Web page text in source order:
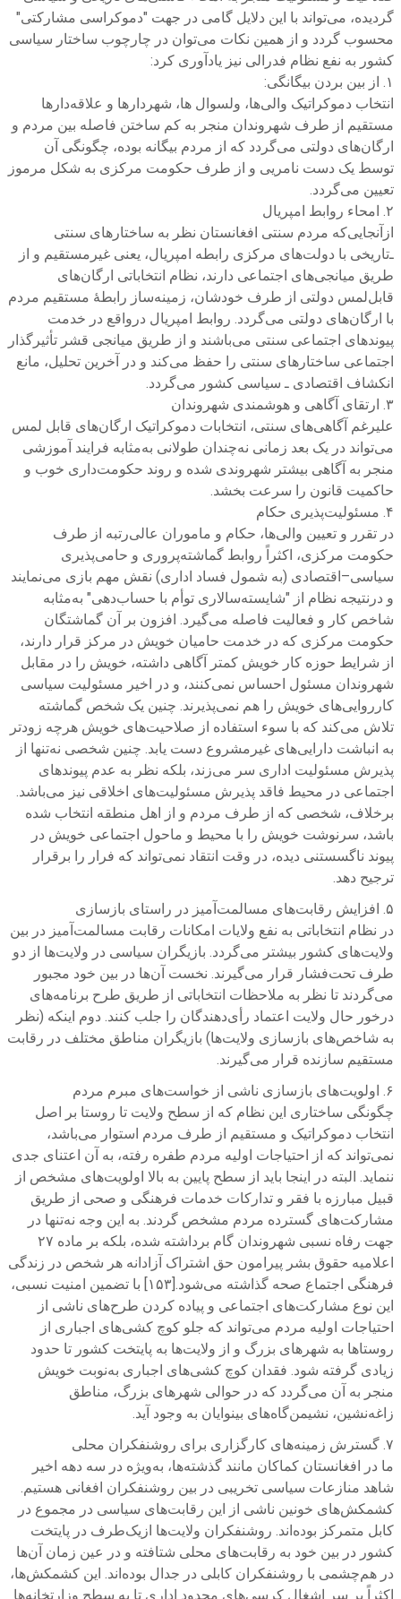
گردیده، می‌تواند با این دلایل گامی در جهت "دموکراسی مشارکتی"
محسوب گردد و از همین نکات می‌توان در چارچوب ساختار سیاسی
کشور به نفع نظام فدرالی نیز یادآوری کرد:
۱. از بین بردن بیگانگی:
انتخاب دموکراتیک والی‌ها، ولسوال ها، شهردارها و علاقه‌دارها
مستقیم از طرف شهروندان منجر به کم ساختن فاصله بین مردم و
ارگان‌های دولتی می‌گردد که از مردم بیگانه بوده، چگونگی آن
توسط یک دست نامریی و از طرف حکومت مرکزی به شکل مرموز
تعیین می‌گردد.
۲. امحاء روابط امپریال
ازآنجایی‌که مردم سنتی افغانستان نظر به ساختارهای سنتی
‌ـ‌تاریخی با دولت‌های مرکزی رابطه امپریال، یعنی غیرمستقیم و از
طریق میانجی‌های اجتماعی دارند، نظام انتخاباتی ارگان‌های
قابل‌لمس دولتی از طرف خودشان، زمینه‌ساز رابطۀ مستقیم مردم
با ارگان‌های دولتی می‌گردد. روابط امپریال درواقع در خدمت
پیوندهای اجتماعی سنتی می‌باشند و از طریق میانجی قشر تأثیرگذار
اجتماعی ساختارهای سنتی را حفظ می‌کند و در آخرین تحلیل، مانع
انکشاف اقتصادی‌ ـ‌ سیاسی کشور می‌گردد.
۳. ارتقای آگاهی و هوشمندی شهروندان
علیرغم آگاهی‌های سنتی، انتخابات دموکراتیک ارگان‌های قابل ‌لمس
می‌تواند در یک بعد زمانی نه‌چندان طولانی به‌مثابه فرایند آموزشی
منجر به آگاهی بیشتر شهروندی شده و روند حکومت‌داری خوب و
حاکمیت قانون را سرعت بخشد.
۴. مسئولیت‌پذیری حکام
در تقرر و تعیین والی‌ها، حکام و ماموران عالی‌رتبه از طرف
حکومت مرکزی، اکثراً روابط گماشته‌پروری و حامی‌پذیری
سیاسی–اقتصادی (به شمول فساد اداری) نقش مهم بازی می‌نمایند
و درنتیجه نظام از "شایسته‌سالاری توأم با حساب‌دهی" به‌مثابه
شاخص کار و فعالیت فاصله می‌گیرد. افزون بر آن گماشتگان
حکومت مرکزی که در خدمت حامیان خویش در مرکز قرار دارند،
از شرایط حوزه کار خویش کمتر آگاهی داشته، خویش را در مقابل
شهروندان مسئول احساس نمی‌کنند، و در اخیر مسئولیت سیاسی‌
کارروایی‌های خویش را هم نمی‌پذیرند. چنین یک شخص گماشته
تلاش می‌کند که با سوء استفاده از صلاحیت‌های خویش هرچه زودتر
به انباشت دارایی‌های غیرمشروع دست یابد. چنین شخصی نه‌تنها از
پذیرش مسئولیت اداری سر می‌زند، بلکه نظر به عدم پیوندهای
اجتماعی در محیط فاقد پذیرش مسئولیت‌های اخلاقی نیز می‌باشد.
برخلاف، شخصی که از طرف مردم و از اهل منطقه انتخاب‌ شده
باشد، سرنوشت خویش را با محیط و ماحول اجتماعی خویش در
پیوند ناگسستنی دیده، در وقت انتقاد نمی‌تواند که فرار را برقرار
ترجیح دهد.
۵. افزایش رقابت‌های مسالمت‌آمیز در راستای بازسازی
در نظام انتخاباتی به نفع ولایات امکانات رقابت مسالمت‌آمیز در بین
ولایت‌های کشور بیشتر می‌گردد. بازیگران سیاسی در ولایت‌ها از دو
طرف تحت‌فشار قرار می‌گیرند. نخست آن‌ها در بین خود مجبور
می‌گردند تا نظر به ملاحظات انتخاباتی از طریق طرح برنامه‌های
درخور حال ولایت اعتماد رأی‌دهندگان را جلب کنند. دوم اینکه (نظر
به شاخص‌های بازسازی ولایت‌ها)‌ بازیگران مناطق مختلف در رقابت
مستقیم سازنده قرار می‌گیرند.
۶. اولویت‌های بازسازی ناشی از خواست‌های مبرم مردم
چگونگی ساختاری این نظام که از سطح ولایت تا روستا بر اصل
انتخاب دموکراتیک و مستقیم از طرف مردم استوار می‌باشد،
نمی‌تواند که از احتیاجات اولیه مردم طفره رفته، به آن اعتنای جدی
ننماید. البته در اینجا باید از سطح پایین به بالا اولویت‌های مشخص از
قبیل مبارزه با فقر و تدارکات خدمات فرهنگی و صحی از طریق
مشارکت‌های گسترده مردم مشخص گردند. به این وجه نه‌تنها در
جهت رفاه نسبی شهروندان گام برداشته‌ شده، بلکه بر ماده ۲۷
اعلامیه حقوق بشر پیرامون حق اشتراک آزادانه هر شخص در زندگی
فرهنگی اجتماع صحه گذاشته می‌شود.[۱۵۳] با تضمین امنیت نسبی،
این نوع مشارکت‌های اجتماعی و پیاده کردن طرح‌های ناشی از
احتیاجات اولیه مردم می‌تواند که جلو کوچ کشی‌های اجباری از
روستاها به شهرهای بزرگ و از ولایت‌ها به پایتخت کشور تا حدود
زیادی گرفته شود. فقدان کوچ کشی‌های اجباری به‌نوبت خویش
منجر به آن می‌گردد که در حوالی شهرهای بزرگ، مناطق
زاغه‌نشین، نشیمن‌گاه‌های بینوایان به وجود آید.
۷. گسترش زمینه‌های کارگزاری برای روشنفکران محلی
ما در افغانستان کماکان مانند گذشته‌ها، به‌ویژه در سه دهه اخیر
شاهد منازعات سیاسی تخریبی در بین روشنفکران افغانی هستیم.
کشمکش‌های خونین ناشی از این رقابت‌های سیاسی در مجموع در
کابل متمرکز بوده‌اند. روشنفکران ولایت‌ها ازیک‌طرف در پایتخت
کشور در بین خود به رقابت‌های محلی شتافته و در عین زمان آن‌ها
در هم‌چشمی با روشنفکران کابلی در جدال بوده‌اند. این کشمکش‌ها،
اکثراً بر سر اشغال کرسی‌های محدود اداری تا به سطح وزارتخانه‌ها